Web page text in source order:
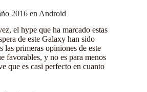
2016 en Android
el hype que ha marcado estas
de este Galaxy han sido
las primeras opiniones de este
favorables, y no es para menos
que es casi perfecto en cuanto